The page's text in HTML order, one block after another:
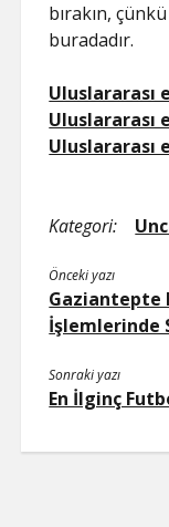
bırakın,
buradadır.
Uluslararası
Uluslararası
Kategori:
Önceki yazı
Gaziantepte
İşlemlerinde
Sonraki yazı
En İlginç